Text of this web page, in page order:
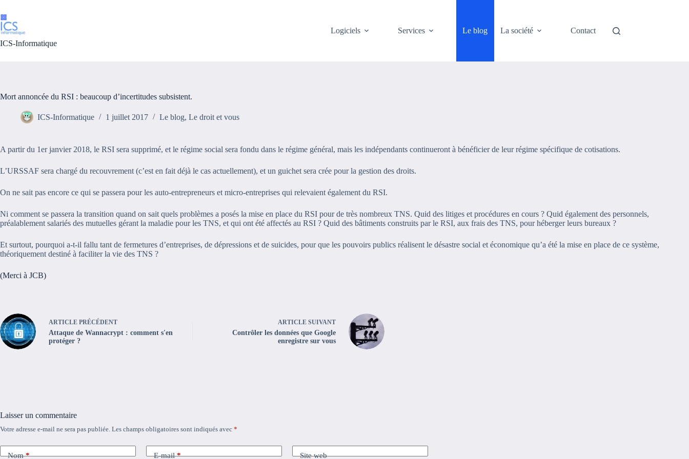
au
contenu
ICS-Informatique
Logiciels Services Le blog La société Contact
Mort annoncée du RSI : beaucoup d’incertitudes subsistent.
ICS-Informatique 1 juillet 2017 Le blog, Le droit et vous
A partir du 1er janvier 2018, le RSI sera supprimé, et le régime social sera fondu dans le régime général, mais les indépendants continueront à bénéficier de leur régime spécifique de cotisations.
L’URSSAF sera chargé du recouvrement (c’est en fait déjà le cas actuellement), et un guichet sera crée pour la gestion des droits.
On ne sait pas encore ce qui se passera pour les auto-entrepreneurs et micro-entreprises qui relevaient également du RSI.
Ni comment se passera la transition quand on sait quels problèmes a posés la mise en place du RSI pour de très nombreux TNS. Quid des litiges et procédures en cours ? Quid également des personnels,
préalablement salariés des mutuelles gérant la maladie pour les TNS, et qui ont été affectés au RSI ? Quid des bâtiments construits par le RSI, aux frais des TNS, pour héberger leurs bureaux ?
Et surtout, pourquoi a-t-il fallu tant de fermetures d’entreprises, de dépressions et de suicides, pour que les pouvoirs publics réalisent le désastre social et économique qu’a été la mise en place de ce système,
théoriquement destiné à faciliter la vie des TNS ?
(Merci à JCB)
ARTICLE PRÉCÉDENT
Attaque de Wannacrypt : comment s'en
protéger ?
ARTICLE SUIVANT
Contrôler les données que Google
enregistre sur vous
Laisser un commentaire
Votre adresse e-mail ne sera pas publiée. Les champs obligatoires sont indiqués avec *
Nom* E-mail* Site web